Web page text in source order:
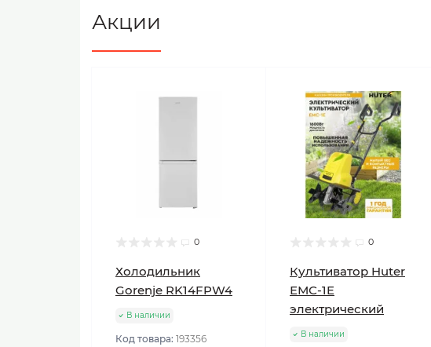
Акции
0
Холодильник
Gorenje RK14FPW4
В наличии
Код товара: 193356
0
Культиватор Huter
ЕМС-1E
электрический
В наличии